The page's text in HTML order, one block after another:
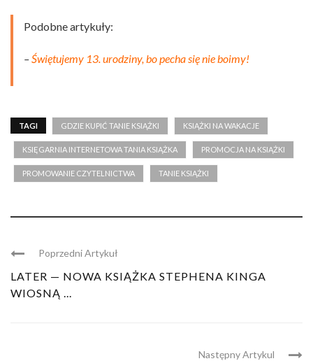
Podobne artykuły:
–Świętujemy 13. urodziny, bo pecha się nie boimy!
TAGI GDZIE KUPIĆ TANIE KSIĄŻKI KSIĄŻKI NA WAKACJE
KSIĘGARNIA INTERNETOWA TANIA KSIĄŻKA PROMOCJA NA KSIĄŻKI
PROMOWANIE CZYTELNICTWA TANIE KSIĄŻKI
Poprzedni Artykuł
LATER — NOWA KSIĄŻKA STEPHENA KINGA
WIOSNĄ ...
Następny Artykul